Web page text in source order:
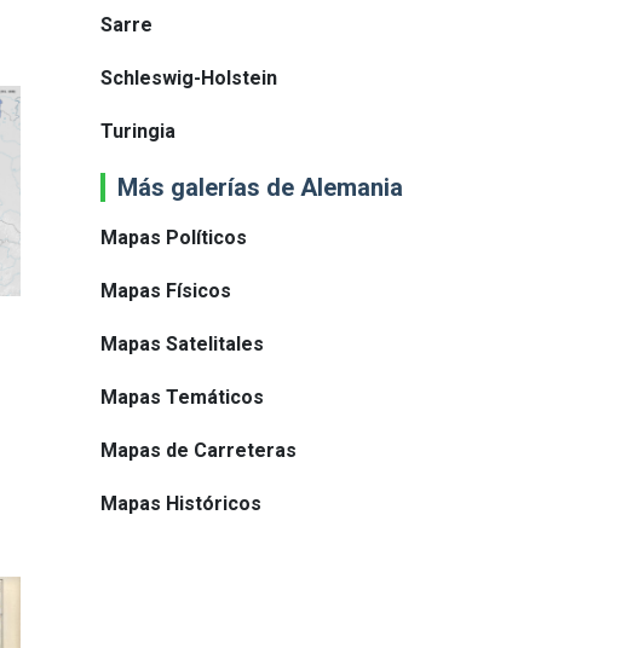
Sarre
Schleswig-Holstein
Turingia
Más galerías de Alemania
Mapas Políticos
Mapas Físicos
Mapas Satelitales
Mapas Temáticos
Mapas de Carreteras
Mapas Históricos